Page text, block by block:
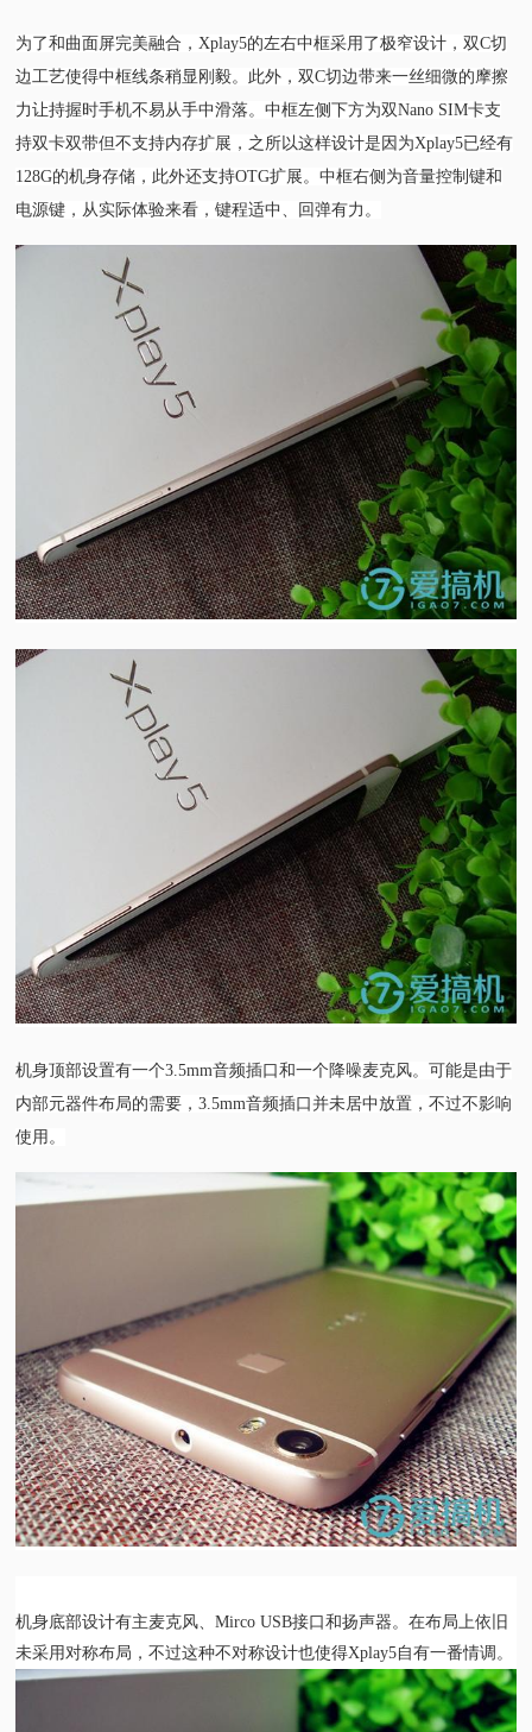
为了和曲面屏完美融合，Xplay5的左右中框采用了极窄设计，双C切
边工艺使得中框线条稍显刚毅。此外，双C切边带来一丝细微的摩擦
力让持握时手机不易从手中滑落。中框左侧下方为双Nano SIM卡支
持双卡双带但不支持内存扩展，之所以这样设计是因为Xplay5已经有
128G的机身存储，此外还支持OTG扩展。中框右侧为音量控制键和
电源键，从实际体验来看，键程适中、回弹有力。
机身顶部设置有一个3.5mm音频插口和一个降噪麦克风。可能是由于
内部元器件布局的需要，3.5mm音频插口并未居中放置，不过不影响
使用。
机身底部设计有主麦克风、Mirco USB接口和扬声器。在布局上依旧
未采用对称布局，不过这种不对称设计也使得Xplay5自有一番情调。